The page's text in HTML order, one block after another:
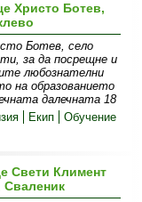
Христо Ботев,
Ботев, село
за да посрещне и
любознателни
на образованието
далечната 18
Екип Обучение
Свети Климент
Сваленик